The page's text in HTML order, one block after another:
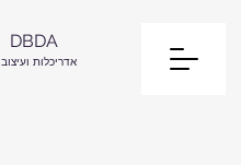
אדריכלות ועיצוב
DBDA